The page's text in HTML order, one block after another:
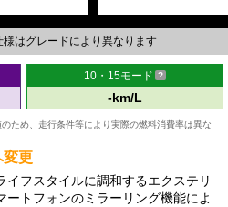
はグレードにより異なります
10・15モード
-km/L
ため、走行条件等により実際の燃料消費率は異な
変更
フスタイルに調和するエクステリ
ートフォンのミラーリング機能によ